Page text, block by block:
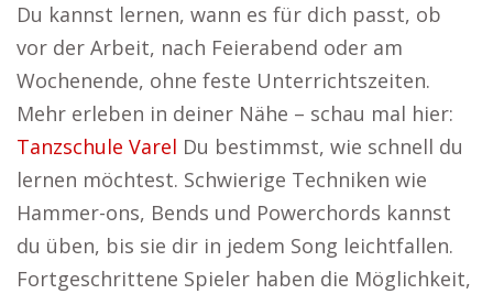
Du kannst lernen, wann es für dich passt, ob
vor der Arbeit, nach Feierabend oder am
Wochenende, ohne feste Unterrichtszeiten.
Mehr erleben in deiner Nähe – schau mal hier:
Tanzschule Varel Du bestimmst, wie schnell du
lernen möchtest. Schwierige Techniken wie
Hammer-ons, Bends und Powerchords kannst
du üben, bis sie dir in jedem Song leichtfallen.
Fortgeschrittene Spieler haben die Möglichkeit,